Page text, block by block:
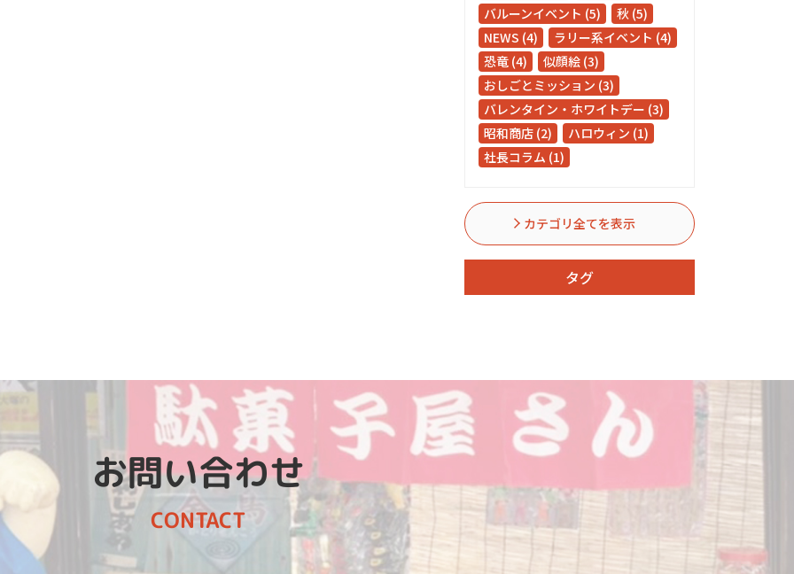
バルーンイベント (5)
秋 (5)
NEWS (4)
ラリー系イベント (4)
恐竜 (4)
似顔絵 (3)
おしごとミッション (3)
バレンタイン・ホワイトデー (3)
昭和商店 (2)
ハロウィン (1)
社長コラム (1)
カテゴリ全てを表示
タグ
お問い合わせ
CONTACT